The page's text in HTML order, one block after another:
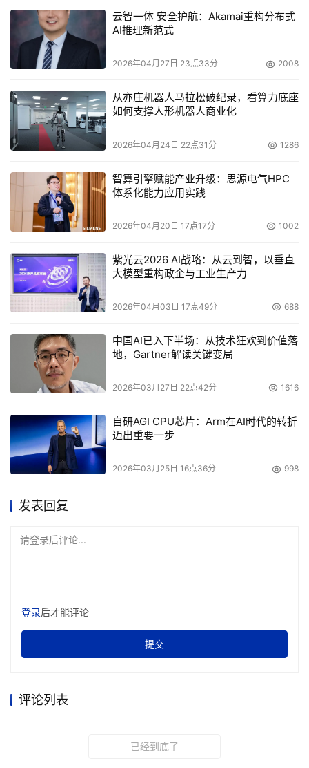
加解密框架、密钥管理等服务，全方位守护金融App的数据
安全。”陈昕怡介绍。
作为全栈自主研发的国产移动操作系统，原生鸿蒙通过底层
技术重构和体验重构实现了“原生安全”。这样人们才会放心
地把自己的财富、工作、私人喜好等数据全部加载在鸿蒙生
态下的应用里。
【印象笔记】记录着用户积累的知识库，过半数的活跃用户
都是18-45岁的都市女性，产品总监潘子珊表示，新时代的
女性既要应对信息爆炸的焦虑，又要突破职业发展的“玻璃
进与家庭管理中寻求平衡。鸿蒙的原生互联能力打破了设备
壁垒，让灵感在手机、平板、智慧屏等多个终端之间自由穿
在当代女性的精神世界中，【华夏风物】 宛如一座连接传
统的心灵原乡。这里是一个充满活力的文化社区，非遗传承
同书写着传统技艺活态传承的动人篇章：有人专注于手工复
原敦煌藻井的精美纹样，每一笔都倾注着对古老艺术的敬
意；有人在传统工坊中精心制作珐琅彩茶器，让传统工艺在
纹开片，带领众人领略宋代瓷器的独特魅力 。
构建出的属于自己的知识版图、有所寄托的人生热爱。或许
这才是真正的财富——在多重身份之间自由切换，找到自
值、无意义社交、生存的无力感，相当一部分人已经迫切渴
云智一体 安全护航：Akamai重构分布式
AI推理新范式
2026年04月27日 23点33分 2008
从亦庄机器人马拉松破纪录，看算力底座
如何支撑人形机器人商业化
2026年04月24日 22点31分 1286
智算引擎赋能产业升级：思源电气HPC
体系化能力应用实践
2026年04月20日 17点17分 1002
紫光云2026 AI战略：从云到智，以垂直
大模型重构政企与工业生产力
2026年04月03日 17点49分 688
中国AI已入下半场：从技术狂欢到价值落
地，Gartner解读关键变局
2026年03月27日 22点42分 1616
自研AGI CPU芯片：Arm在AI时代的转折
迈出重要一步
2026年03月25日 16点36分 998
发表回复
请登录后评论...
登录后才能评论
提交
评论列表
已经到底了